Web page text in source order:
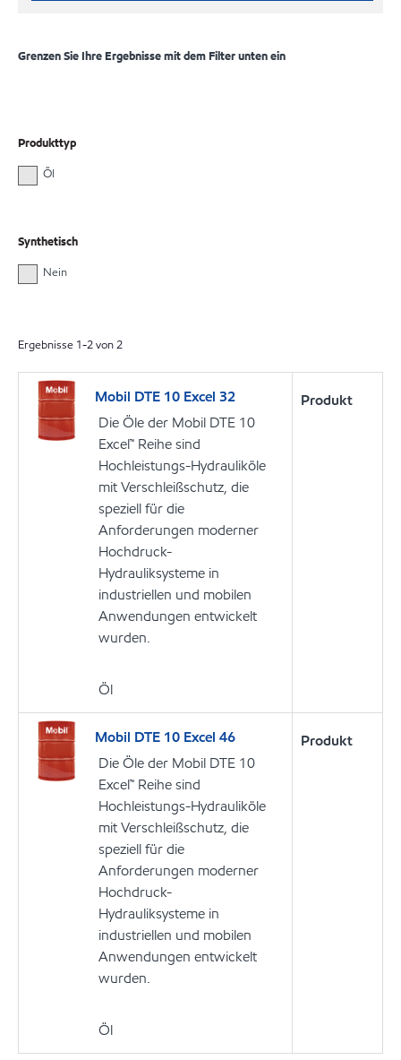
Grenzen Sie Ihre Ergebnisse mit dem Filter unten ein
Produkttyp
Öl
Synthetisch
Nein
Ergebnisse 1-2von2
Mobil DTE 10 Excel 32
Die Öle der Mobil DTE 10
Excel™ Reihe sind
Hochleistungs-Hydrauliköle
mit Verschleißschutz, die
speziell für die
Anforderungen moderner
Hochdruck-
Hydrauliksysteme in
industriellen und mobilen
Anwendungen entwickelt
wurden.
Öl
Produkt
Mobil DTE 10 Excel 46
Die Öle der Mobil DTE 10
Excel™ Reihe sind
Hochleistungs-Hydrauliköle
mit Verschleißschutz, die
speziell für die
Anforderungen moderner
Hochdruck-
Hydrauliksysteme in
industriellen und mobilen
Anwendungen entwickelt
wurden.
Öl
Produkt